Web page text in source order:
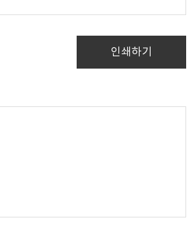
인쇄하기